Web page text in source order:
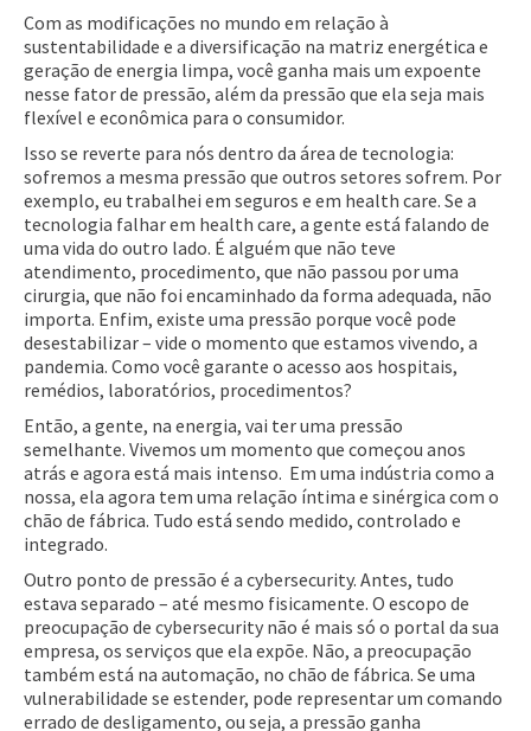
Com as modificações no mundo em relação à
sustentabilidade e a diversificação na matriz energética e
geração de energia limpa, você ganha mais um expoente
nesse fator de pressão, além da pressão que ela seja mais
flexível e econômica para o consumidor.
Isso se reverte para nós dentro da área de tecnologia:
sofremos a mesma pressão que outros setores sofrem. Por
exemplo, eu trabalhei em seguros e em health care. Se a
tecnologia falhar em health care, a gente está falando de
uma vida do outro lado. É alguém que não teve
atendimento, procedimento, que não passou por uma
cirurgia, que não foi encaminhado da forma adequada, não
importa. Enfim, existe uma pressão porque você pode
desestabilizar – vide o momento que estamos vivendo, a
pandemia. Como você garante o acesso aos hospitais,
remédios, laboratórios, procedimentos?
Então, a gente, na energia, vai ter uma pressão
semelhante. Vivemos um momento que começou anos
atrás e agora está mais intenso. Em uma indústria como a
nossa, ela agora tem uma relação íntima e sinérgica com o
chão de fábrica. Tudo está sendo medido, controlado e
integrado.
Outro ponto de pressão é a cybersecurity. Antes, tudo
estava separado – até mesmo fisicamente. O escopo de
preocupação de cybersecurity não é mais só o portal da sua
empresa, os serviços que ela expõe. Não, a preocupação
também está na automação, no chão de fábrica. Se uma
vulnerabilidade se estender, pode representar um comando
errado de desligamento, ou seja, a pressão ganha